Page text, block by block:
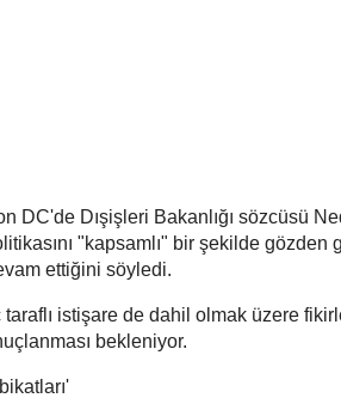
DC'de Dışişleri Bakanlığı sözcüsü
"kapsamlı" bir şekilde
ettiğini söyledi.
taraflı istişare de dahil olmak üzere
bekleniyor.